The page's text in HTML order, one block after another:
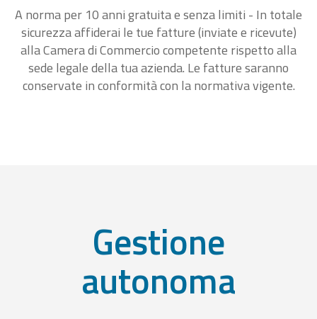
A norma per 10 anni gratuita e senza limiti - In totale
sicurezza affiderai le tue fatture (inviate e ricevute)
alla Camera di Commercio competente rispetto alla
sede legale della tua azienda. Le fatture saranno
conservate in conformità con la normativa vigente.
Gestione
autonoma